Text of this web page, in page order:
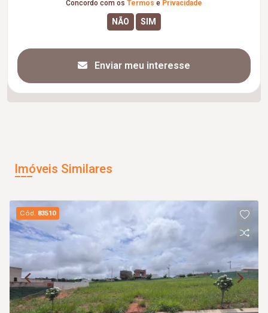
Concordo com os Termos e Privacidade
Enviar meu interesse
Imóveis Similares
Cód. 83510